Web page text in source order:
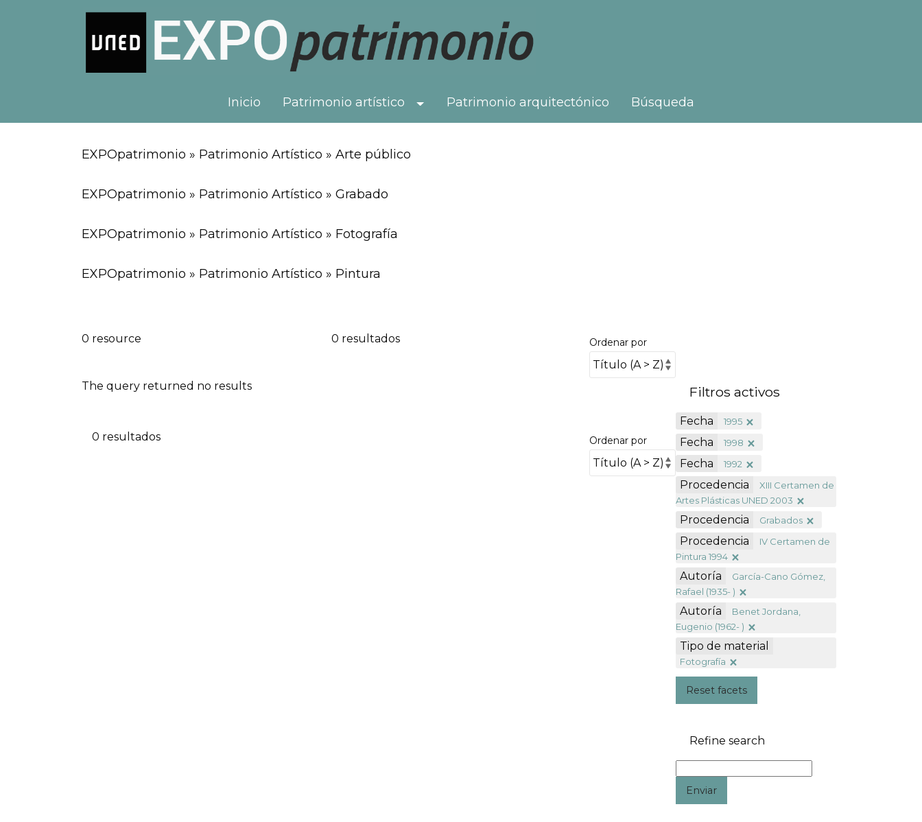
Inicio Patrimonio artístico Toggle Dropdown
Patrimonio arquitectónico Búsqueda
EXPOpatrimonio » Patrimonio Artístico » Arte público
EXPOpatrimonio » Patrimonio Artístico » Grabado
EXPOpatrimonio » Patrimonio Artístico » Fotografía
EXPOpatrimonio » Patrimonio Artístico » Pintura
0 resource 0 resultados Ordenar por
The query returned no results
0 resultados Ordenar por
Filtros activos
Fecha 1995
Fecha 1998
Fecha 1992
Procedencia
XIII Certamen de
Artes Plásticas UNED 2003
Procedencia Grabados
Procedencia
IV Certamen de
Pintura 1994
Autoría
García-Cano Gómez,
Rafael (1935- )
Autoría
Benet Jordana,
Eugenio (1962- )
Tipo de material
Fotografía
Reset facets
Refine search
Enviar